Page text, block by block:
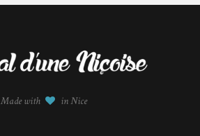
Made with in Nice